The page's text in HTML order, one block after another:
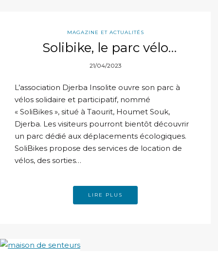
MAGAZINE ET ACTUALITÉS
Solibike, le parc vélo
solidaire de Djerba
21/04/2023
L’association Djerba Insolite ouvre son parc à
vélos solidaire et participatif, nommé
« SoliBikes », situé à Taourit, Houmet Souk,
Djerba. Les visiteurs pourront bientôt découvrir
un parc dédié aux déplacements écologiques.
SoliBikes propose des services de location de
vélos, des sorties…
LIRE PLUS